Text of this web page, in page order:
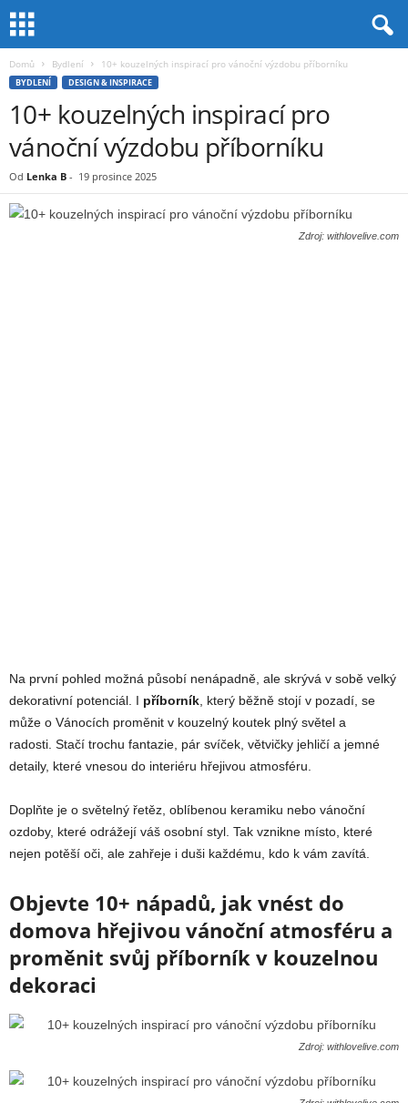
Domů Bydlení 10+ kouzelných inspirací pro vánoční výzdobu příborníku
BYDLENÍ DESIGN & INSPIRACE
10+ kouzelných inspirací pro
vánoční výzdobu příborníku
Od Lenka B - 19 prosince 2025
Zdroj: withlovelive.com
Na první pohled možná působí nenápadně, ale skrývá v sobě velký
dekorativní potenciál. I příborník , který běžně stojí v pozadí, se
může o Vánocích proměnit v kouzelný koutek plný světel a
radosti. Stačí trochu fantazie, pár svíček, větvičky jehličí a jemné
detaily, které vnesou do interiéru hřejivou atmosféru.
Doplňte je o světelný řetěz, oblíbenou keramiku nebo vánoční
ozdoby, které odrážejí váš osobní styl. Tak vznikne místo, které
nejen potěší oči, ale zahřeje i duši každému, kdo k vám zavítá.
Objevte 10+ nápadů, jak vnést do
domova hřejivou vánoční atmosféru a
proměnit svůj příborník v kouzelnou
dekoraci
Zdroj: withlovelive.com